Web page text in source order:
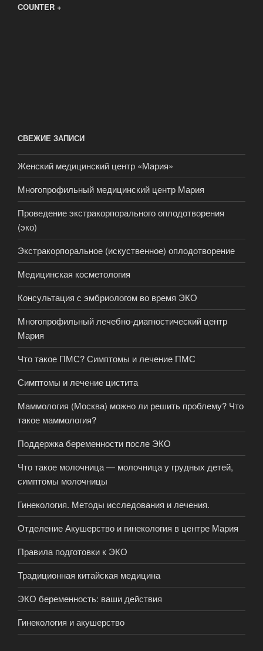
COUNTER +
СВЕЖИЕ ЗАПИСИ
Женский медицинский центр «Мария»
Многопрофильный медицинский центр Мария
Проведение экстракорпорального оплодотворения
(эко)
Экстракорпоральное (искуственное) оплодотворение
Медицинская косметология
Консультация с эмбриологом во время ЭКО
Многопрофильный лечебно-диагностический центр
Мария
Что такое ПМС? Симптомы и лечение ПМС
Симптомы и лечение цистита
Маммология (Москва) можно ли решить проблему? Что
такое маммология?
Поддержка беременности после ЭКО
Что такое молочница — молочница у грудных детей,
симптомы молочницы
Гинекология. Методы исследования и лечения.
Отделение Акушерство и гинекология в центре Мария
Правила подготовки к ЭКО
Традиционная китайская медицина
ЭКО беременность: ваши действия
Гинекология и акушерство